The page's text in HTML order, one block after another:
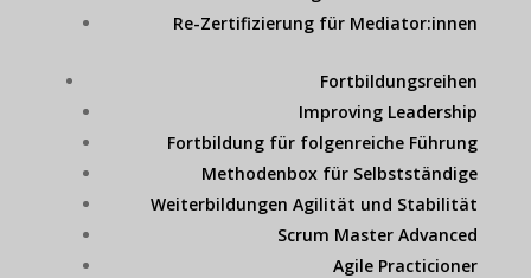
Re-Zertifizierung für Mediator:innen
Fortbildungsreihen
Improving Leadership
Fortbildung für folgenreiche Führung
Methodenbox für Selbstständige
Weiterbildungen Agilität und Stabilität
Scrum Master Advanced
Agile Practicioner